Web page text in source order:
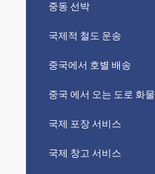
중동 선박
국제적 철도 운송
중국에서 호별 배송
중국 에서 오는 도로 화물
국제 포장 서비스
국제 창고 서비스